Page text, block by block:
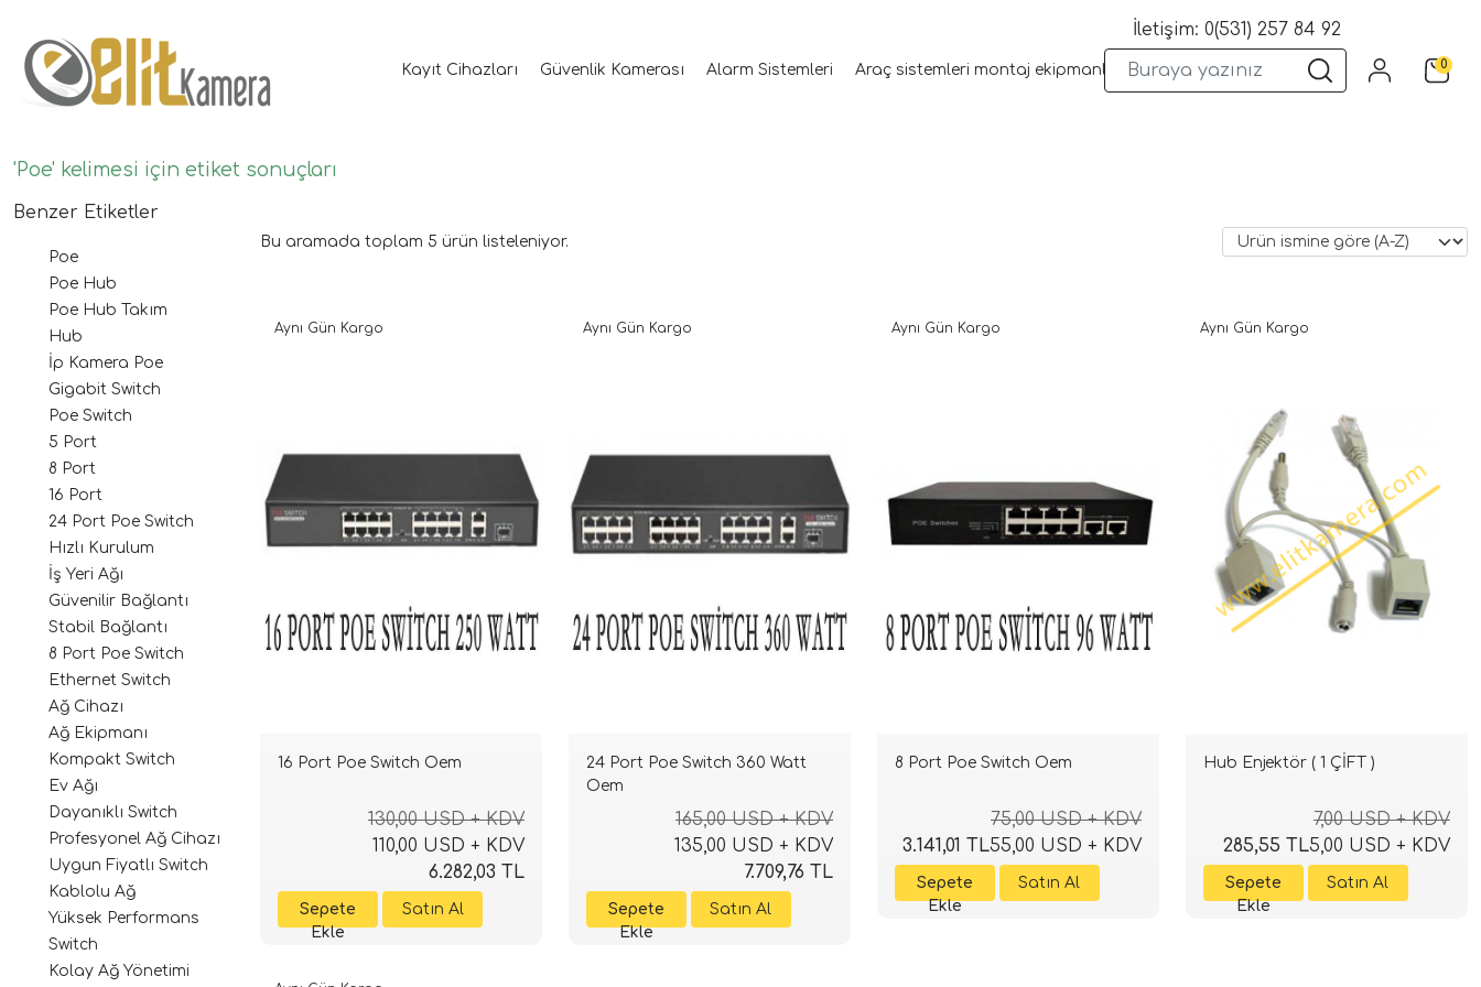
Kayıt Cihazları Güvenlik Kamerası Alarm Sistemleri Araç sistemleri montaj ekipmanları Wifi Kameralar Yangın Sistemleri
İletişim: 0(531) 257 84 92
0
'Poe' kelimesi için etiket sonuçları
Benzer Etiketler
Poe
Poe Hub
Poe Hub Takım
Hub
İp Kamera Poe
Gigabit Switch
Poe Switch
5 Port
8 Port
16 Port
24 Port Poe Switch
Hızlı Kurulum
İş Yeri Ağı
Güvenilir Bağlantı
Stabil Bağlantı
8 Port Poe Switch
Ethernet Switch
Ağ Cihazı
Ağ Ekipmanı
Kompakt Switch
Ev Ağı
Dayanıklı Switch
Profesyonel Ağ Cihazı
Uygun Fiyatlı Switch
Kablolu Ağ
Yüksek Performans
Switch
Kolay Ağ Yönetimi
Bu aramada toplam 5 ürün listeleniyor.
16 Port Poe Switch Oem
130,00 USD + KDV
110,00 USD + KDV
6.282,03 TL
Aynı Gün Kargo
24 Port Poe Switch 360 Watt
Oem
165,00 USD + KDV
135,00 USD + KDV
7.709,76 TL
Aynı Gün Kargo
8 Port Poe Switch Oem
75,00 USD + KDV
55,00 USD + KDV
3.141,01 TL
Aynı Gün Kargo
Hub Enjektör ( 1 ÇİFT )
7,00 USD + KDV
5,00 USD + KDV
285,55 TL
Aynı Gün Kargo